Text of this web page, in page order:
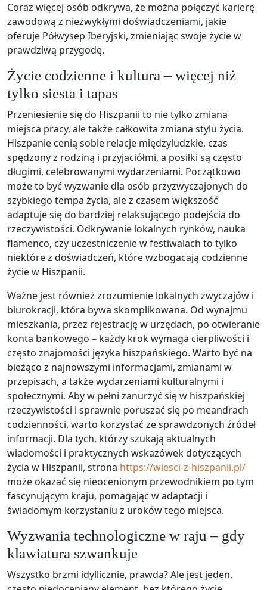
Coraz więcej osób odkrywa, że można połączyć karierę
zawodową z niezwykłymi doświadczeniami, jakie
oferuje Półwysep Iberyjski, zmieniając swoje życie w
prawdziwą przygodę.
Życie codzienne i kultura – więcej niż
tylko siesta i tapas
Przeniesienie się do Hiszpanii to nie tylko zmiana
miejsca pracy, ale także całkowita zmiana stylu życia.
Hiszpanie cenią sobie relacje międzyludzkie, czas
spędzony z rodziną i przyjaciółmi, a posiłki są często
długimi, celebrowanymi wydarzeniami. Początkowo
może to być wyzwanie dla osób przyzwyczajonych do
szybkiego tempa życia, ale z czasem większość
adaptuje się do bardziej relaksującego podejścia do
rzeczywistości. Odkrywanie lokalnych rynków, nauka
flamenco, czy uczestniczenie w festiwalach to tylko
niektóre z doświadczeń, które wzbogacają codzienne
życie w Hiszpanii.
Ważne jest również zrozumienie lokalnych zwyczajów i
biurokracji, która bywa skomplikowana. Od wynajmu
mieszkania, przez rejestrację w urzędach, po otwieranie
konta bankowego – każdy krok wymaga cierpliwości i
często znajomości języka hiszpańskiego. Warto być na
bieżąco z najnowszymi informacjami, zmianami w
przepisach, a także wydarzeniami kulturalnymi i
społecznymi. Aby w pełni zanurzyć się w hiszpańskiej
rzeczywistości i sprawnie poruszać się po meandrach
codzienności, warto korzystać ze sprawdzonych źródeł
informacji. Dla tych, którzy szukają aktualnych
wiadomości i praktycznych wskazówek dotyczących
życia w Hiszpanii, strona https://wiesci-z-hiszpanii.pl/
może okazać się nieocenionym przewodnikiem po tym
fascynującym kraju, pomagając w adaptacji i
świadomym korzystaniu z uroków tego miejsca.
Wyzwania technologiczne w raju – gdy
klawiatura szwankuje
Wszystko brzmi idyllicznie, prawda? Ale jest jeden,